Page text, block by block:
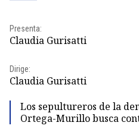
Presenta:
Claudia Gurisatti
Dirige:
Claudia Gurisatti
Los sepultureros de la
Ortega-Murillo busca